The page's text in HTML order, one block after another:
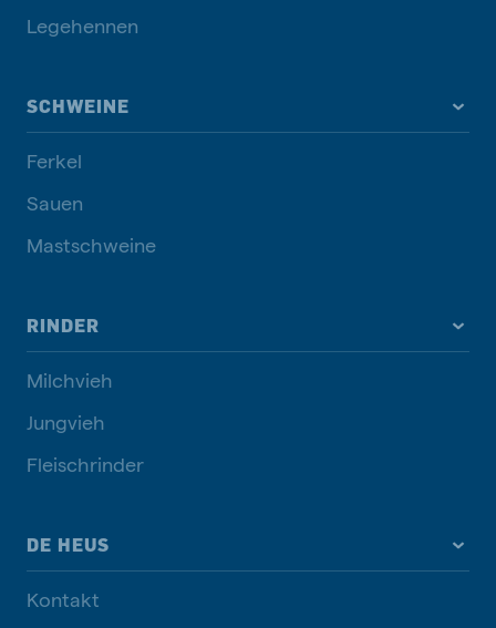
Legehennen
SCHWEINE
Ferkel
Sauen
Mastschweine
RINDER
Milchvieh
Jungvieh
Fleischrinder
DE HEUS
Kontakt